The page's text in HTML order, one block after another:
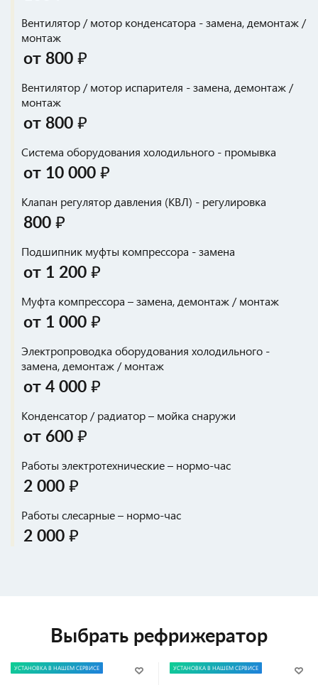
Вентилятор / мотор конденсатора - замена, демонтаж /
монтаж
от 800 ₽
Вентилятор / мотор испарителя - замена, демонтаж /
монтаж
от 800 ₽
Система оборудования холодильного - промывка
от 10 000 ₽
Клапан регулятор давления (КВЛ) - регулировка
800 ₽
Подшипник муфты компрессора - замена
от 1 200 ₽
Муфта компрессора – замена, демонтаж / монтаж
от 1 000 ₽
Электропроводка оборудования холодильного -
замена, демонтаж / монтаж
от 4 000 ₽
Конденсатор / радиатор – мойка снаружи
от 600 ₽
Работы электротехнические – нормо-час
2 000 ₽
Работы слесарные – нормо-час
2 000 ₽
Выбрать рефрижератор
УСТАНОВКА В НАШЕМ СЕРВИСЕ УСТАНОВКА В НАШЕМ СЕРВИСЕ